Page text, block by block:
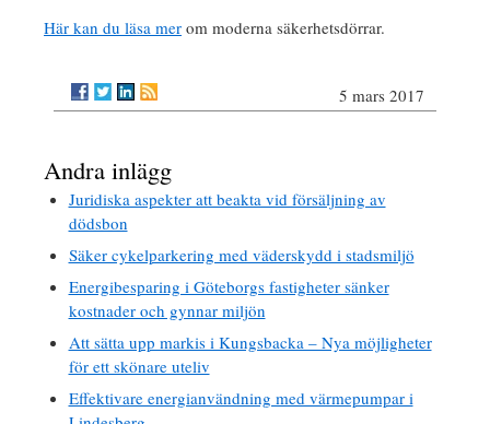
Här kan du läsa mer om moderna säkerhetsdörrar.
5 mars 2017
Andra inlägg
Juridiska aspekter att beakta vid försäljning av
dödsbon
Säker cykelparkering med väderskydd i stadsmiljö
Energibesparing i Göteborgs fastigheter sänker
kostnader och gynnar miljön
Att sätta upp markis i Kungsbacka – Nya möjligheter
för ett skönare uteliv
Effektivare energianvändning med värmepumpar i